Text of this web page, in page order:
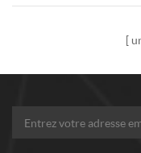
votre contenu